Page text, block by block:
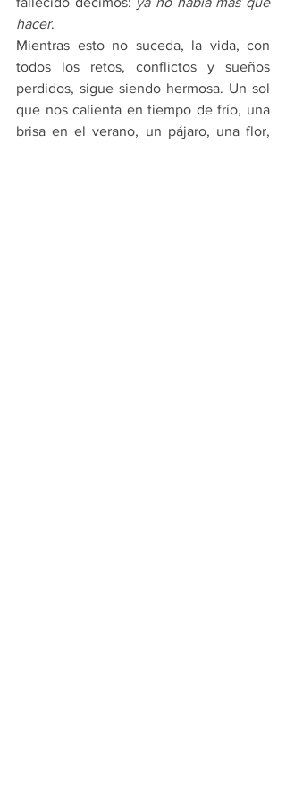
hacer.
Mientras esto no suceda, la vida, con
todos los retos, conflictos y sueños
perdidos, sigue siendo hermosa. Un sol
que nos calienta en tiempo de frío, una
brisa en el verano, un pájaro, una flor,